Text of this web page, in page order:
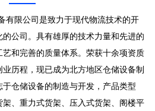
限公司是致力于现代物流技术的开
公司。具有雄厚的技术力量和先进的
和完善的质量体系。荣获十余项资质
历程，现已成为北方地区仓储设备制
仓储设备的制造与开发，产品类型
、重力式货架、压入式货架、阁楼平